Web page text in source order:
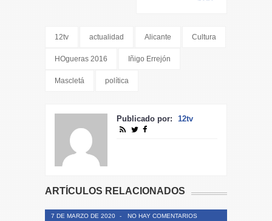
12tv actualidad Alicante Cultura
HOgueras 2016 Iñigo Errejón
Mascletá política
Publicado por: 12tv
ARTÍCULOS RELACIONADOS
7 DE MARZO DE 2020 - NO HAY COMENTARIOS